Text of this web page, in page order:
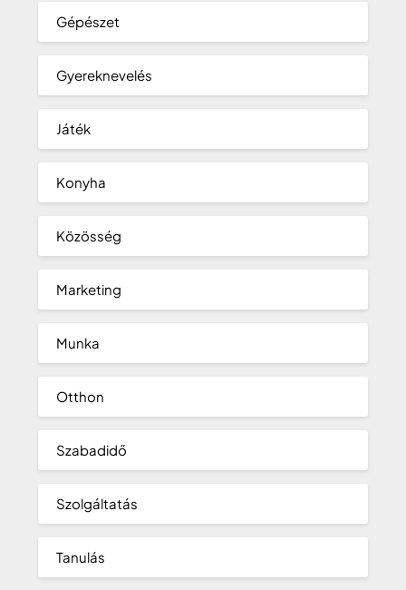
Gépészet
Gyereknevelés
Játék
Konyha
Közösség
Marketing
Munka
Otthon
Szabadidő
Szolgáltatás
Tanulás